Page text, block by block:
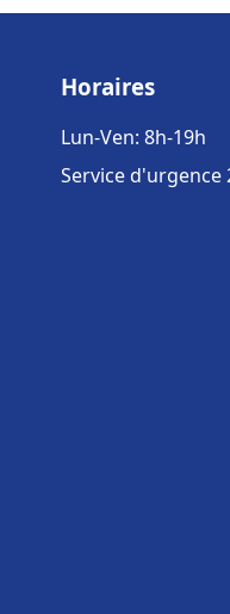
Horaires
Lun-Ven: 8h-19h
Service d'urgence